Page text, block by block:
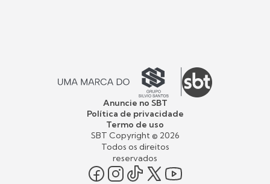
Anuncie no SBT
Política de privacidade
Termo de uso
SBT Copyright © 2026
Todos os direitos
reservados